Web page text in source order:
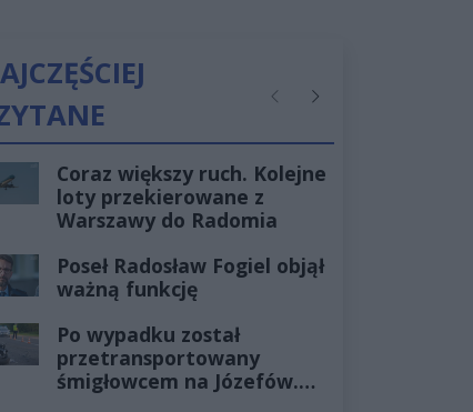
PoprzednieNastępne
Coraz większy ruch. Kolejne
loty przekierowane z
Warszawy do Radomia
Poseł Radosław Fogiel objął
ważną funkcję
Po wypadku został
przetransportowany
śmigłowcem na Józefów.